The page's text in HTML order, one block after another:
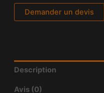
Demander un devis
Description
Avis (0)